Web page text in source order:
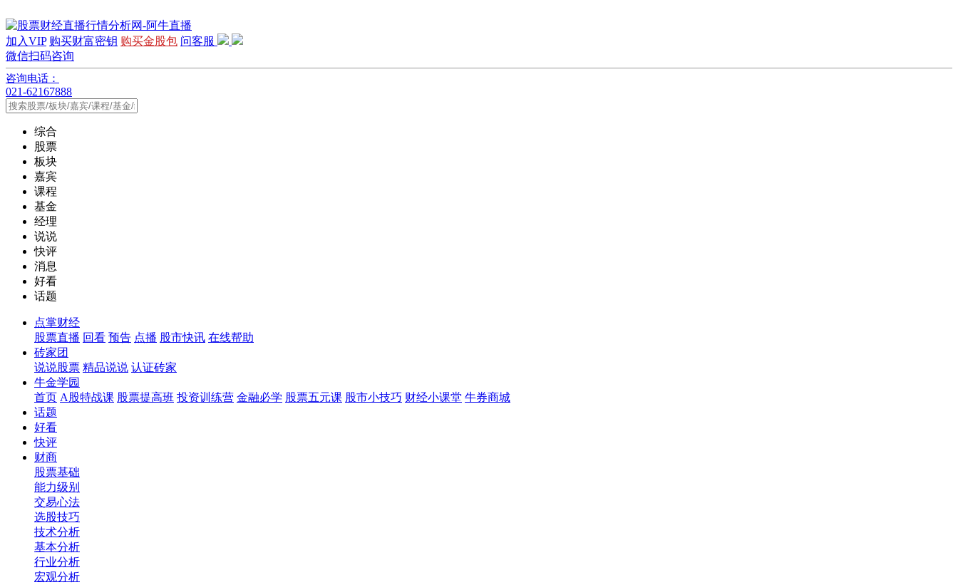
加入VIP 购买财富密钥 购买金股包 问客服
微信扫码咨询
咨询电话：
021-62167888
综合
股票
板块
嘉宾
课程
基金
经理
说说
快评
消息
好看
话题
点掌财经
股票直播 回看 预告 点播 股市快讯 在线帮助
砖家团
说说股票 精品说说 认证砖家
牛金学园
首页 A股特战课 股票提高班 投资训练营 金融必学 股票五元课 股市小技巧 财经小课堂 牛券商城
话题
好看
快评
财商
股票基础
能力级别
交易心法
选股技巧
技术分析
基本分析
行业分析
宏观分析